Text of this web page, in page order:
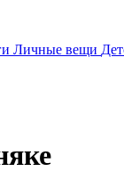
Личные вещи